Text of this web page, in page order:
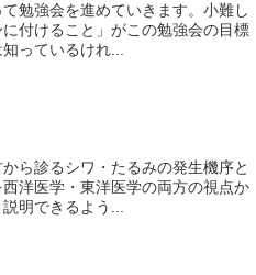
勉強会を進めていきます。小難し
付けること」がこの勉強会の目標
っているけれ...
ら診るシワ・たるみの発生機序と
洋医学・東洋医学の両方の視点か
明できるよう...